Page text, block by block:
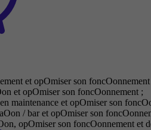
et opOmiser son foncOonnement
et opOmiser son foncOonnement ;
maintenance et opOmiser son
/ bar et opOmiser son
opOmiser son foncOonnement et